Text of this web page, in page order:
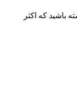
باشید که اکثر